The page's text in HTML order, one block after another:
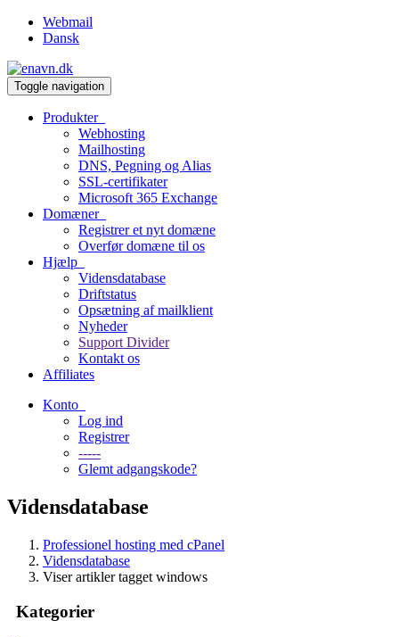
Webmail
Dansk
Toggle navigation
Produkter
Webhosting
Mailhosting
DNS, Pegning og Alias
SSL-certifikater
Microsoft 365 Exchange
Domæner
Registrer et nyt domæne
Overfør domæne til os
Hjælp
Vidensdatabase
Driftstatus
Opsætning af mailklient
Nyheder
Support Divider
Kontakt os
Affiliates
Konto
Log ind
Registrer
-----
Glemt adgangskode?
Vidensdatabase
Professionel hosting med cPanel
Vidensdatabase
Viser artikler tagget windows
Kategorier